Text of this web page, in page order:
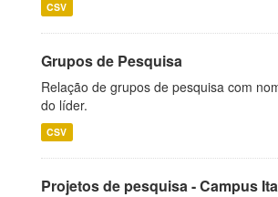
CSV
Grupos de Pesquisa
Relação de grupos de pesquisa com
do líder.
CSV
Projetos de pesquisa - Campus